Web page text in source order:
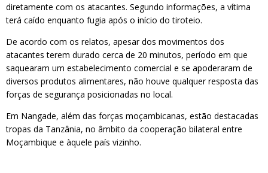
diretamente com os atacantes. Segundo informações, a vítima
terá caído enquanto fugia após o início do tiroteio.
De acordo com os relatos, apesar dos movimentos dos
atacantes terem durado cerca de 20 minutos, período em que
saquearam um estabelecimento comercial e se apoderaram de
diversos produtos alimentares, não houve qualquer resposta das
forças de segurança posicionadas no local.
Em Nangade, além das forças moçambicanas, estão destacadas
tropas da Tanzânia, no âmbito da cooperação bilateral entre
Moçambique e àquele país vizinho.